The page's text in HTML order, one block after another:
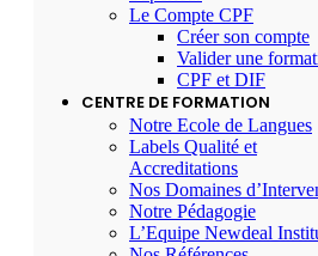
Le Compte CPF
Créer son compte
Valider une
CPF et DIF
CENTRE DE FORMATION
Notre Ecole de Langues
Labels Qualité et
Accreditations
Nos Domaines
Notre Pédagogie
L’Equipe Newdeal